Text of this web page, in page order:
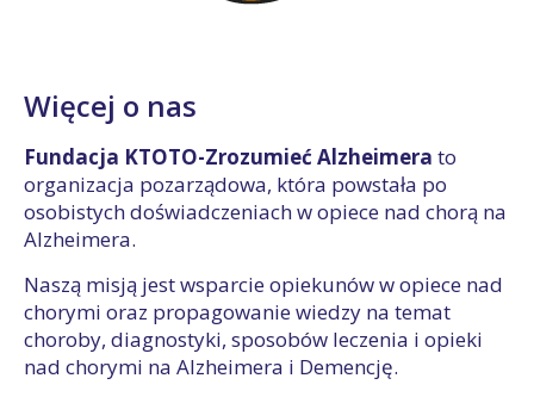
Więcej o nas
Fundacja KTOTO-Zrozumieć Alzheimera to
organizacja pozarządowa, która powstała po
osobistych doświadczeniach w opiece nad chorą na
Alzheimera.
Naszą misją jest wsparcie opiekunów w opiece nad
chorymi oraz propagowanie wiedzy na temat
choroby, diagnostyki, sposobów leczenia i opieki
nad chorymi na Alzheimera i Demencję.